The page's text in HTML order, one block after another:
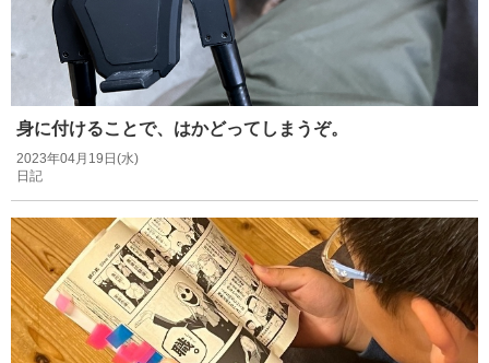
身に付けることで、はかどってしまうぞ。
2023年04月19日(水)
日記